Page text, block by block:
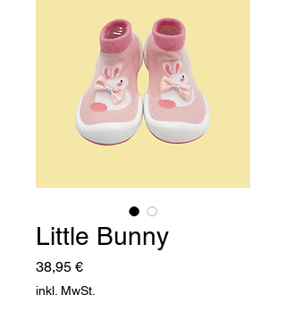
Little Bunny
38,95 €Preis
inkl. MwSt.